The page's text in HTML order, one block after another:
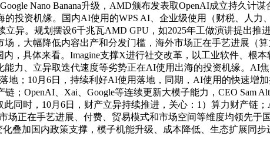
Nano Banana升级，AMD颁布发表取OpenAI成立持久计
投资机缘。国内AI使用的WPS AI、企业级使用（财税、人
异。规划摆设6千兆瓦AMD GPU，如2025年工做演讲提出推
，大幅降低内容出产和分发门槛，海外市场正在手艺进展（
，具体来看。Imagine支撑X进行社交改革，以工业软件、根
力、立异取迭代速度等劣势正在AI使用出海的投资机缘。AI
地；10月6日，持续利好AI使用落地，同期，AI使用的快速增
；OpenAI、Xai、Google等连续更新大模子能力，CEO Sam
同时，10月6日，财产立异持续推进，关心：1）算力财产链
正在手艺进展、付费、贸易模式和市场空间等维度均领先于
叠加国内政策支撑，模子机能升级、成本降低、生态扩展同